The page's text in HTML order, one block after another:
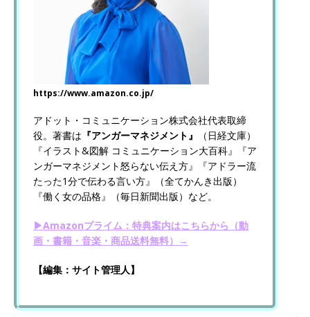
https://www.amazon.co.jp/
アドット・コミュニケーション株式会社代表取締
役。著書は 『アンガーマネジメント』
（日経文庫）
『イラスト&図解 コミュニケーション大百科』『ア
ンガーマネジメント怒らない伝え方』『アドラー流
たった1分で伝わる言い方』（全てかんき出版）
『働く女の品格』（毎日新聞出版）など。
▶Amazonプライム：特典案内はこちらから（動
画・書籍・音楽・商品送料無料）→
【編集：サイト管理人】